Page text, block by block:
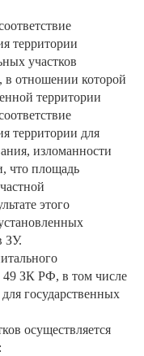
территории
участков
в отношении которой
территории
территории для
изломанности
что площадь
этого
ЗУ.
49 ЗК РФ, в том числе
государственных
осуществляется